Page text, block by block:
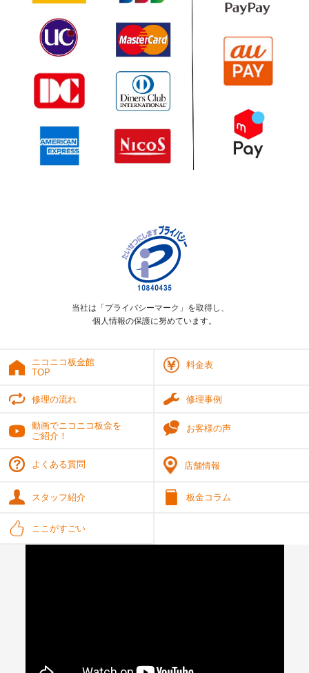
当社は「プライバシーマーク」を取得し、
個人情報の保護に努めています。
ニコニコ板金館
TOP
料金表
修理の流れ 修理事例
動画でニコニコ板金を
ご紹介！
お客様の声
よくある質問 店舗情報
スタッフ紹介 板金コラム
ここがすごい